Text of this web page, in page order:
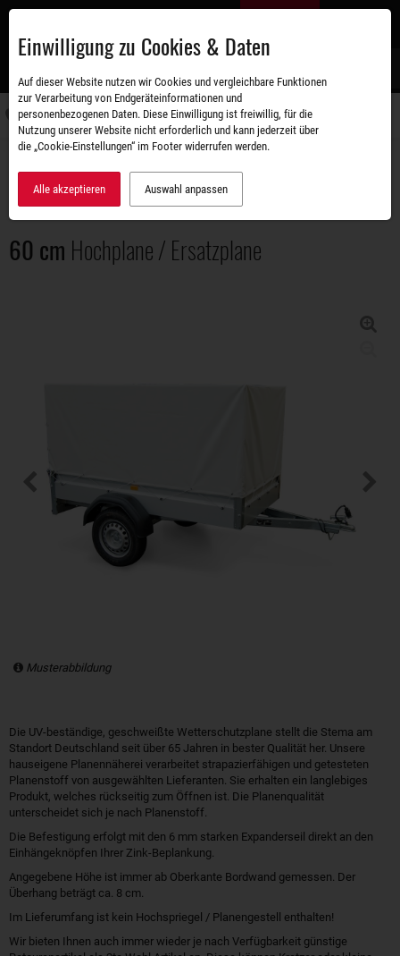
Zum
60 cm Hochplane / Ersatzplane
Musterabbildung
Die UV-beständige, geschweißte Wetterschutzplane stellt die Stema am
Standort Deutschland seit über 65 Jahren in bester Qualität her. Unsere
hauseigene Planennäherei verarbeitet strapazierfähigen und getesteten
Planenstoff von ausgewählten Lieferanten. Sie erhalten ein langlebiges
Produkt, welches rückseitig zum Öffnen ist. Die Planenqualität
unterscheidet sich je nach Planenstoff.
Die Befestigung erfolgt mit den 6 mm starken Expanderseil direkt an den
Einhängeknöpfen Ihrer Zink-Beplankung.
Angegebene Höhe ist immer ab Oberkante Bordwand gemessen. Der
Überhang beträgt ca. 8 cm.
Im Lieferumfang ist kein Hochspriegel / Planengestell enthalten!
Wir bieten Ihnen auch immer wieder je nach Verfügbarkeit günstige
Einwilligung zu Cookies & Daten
Auf dieser Website nutzen wir Cookies und vergleichbare Funktionen
zur Verarbeitung von Endgeräteinformationen und
personenbezogenen Daten. Diese Einwilligung ist freiwillig, für die
Nutzung unserer Website nicht erforderlich und kann jederzeit über
die „Cookie-Einstellungen“ im Footer widerrufen werden.
Alle akzeptieren Auswahl anpassen